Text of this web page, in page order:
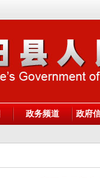
政务频道 政府